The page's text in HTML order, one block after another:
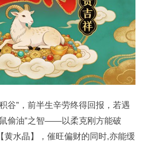
谷”，前半生辛劳终得回报，若遇
偷油”之智——以柔克刚方能破
黄水晶】，催旺偏财的同时,亦能缓